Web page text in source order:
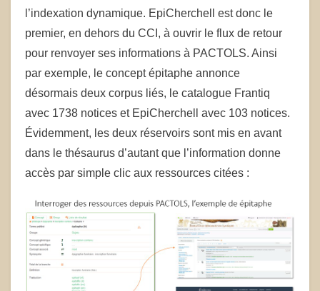
l’indexation dynamique. EpiCherchell est donc le
premier, en dehors du CCI, à ouvrir le flux de retour
pour renvoyer ses informations à PACTOLS. Ainsi
par exemple, le concept épitaphe annonce
désormais deux corpus liés, le catalogue Frantiq
avec 1738 notices et EpiCherchell avec 103 notices.
Évidemment, les deux réservoirs sont mis en avant
dans le thésaurus d’autant que l’information donne
accès par simple clic aux ressources citées :